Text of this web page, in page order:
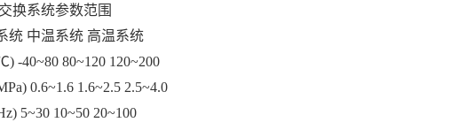
换系统参数范围
统 中温系统 高温系统
-40~80 80~120 120~200
0.6~1.6 1.6~2.5 2.5~4.0
5~30 10~50 20~100